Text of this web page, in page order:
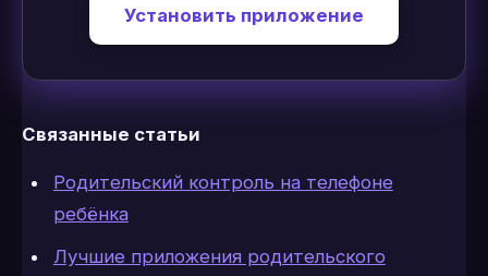
Установить приложение
Связанные статьи
Родительский контроль на телефоне
ребёнка
Лучшие приложения родительского